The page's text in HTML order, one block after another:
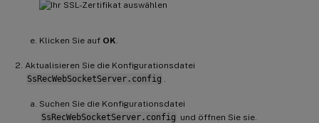
Klicken Sie auf OK
Aktualisieren Sie die Konfigurationsdatei
SsRecWebSocketServer.config
Suchen Sie die Konfigurationsdatei
SsRecWebSocketServer.config und öffnen Sie sie.